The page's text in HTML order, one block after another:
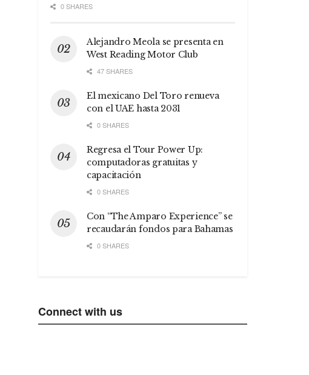
0 SHARES
Alejandro Meola se presenta en
West Reading Motor Club
47 SHARES
El mexicano Del Toro renueva
con el UAE hasta 2031
0 SHARES
Regresa el Tour Power Up:
computadoras gratuitas y
capacitación
0 SHARES
Con “The Amparo Experience” se
recaudarán fondos para Bahamas
0 SHARES
Connect with us